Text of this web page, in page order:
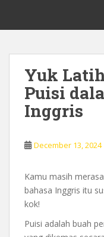
i
0878 8705
dari Dasar
Yuk
Puisi
Inggris
December 13, 2024
Kamu masih
bahasa Inggris itu
kok!
Puisi adalah buah